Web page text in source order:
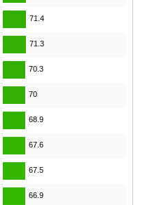
71.4
71.3
70.3
70
68.9
67.6
67.5
66.9